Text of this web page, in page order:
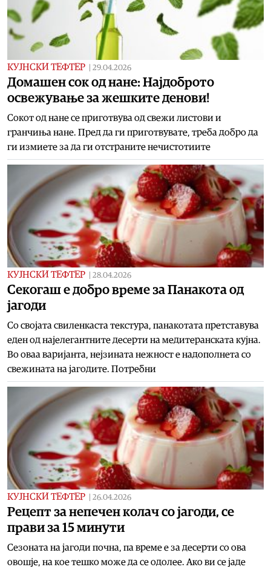
КУЈНСКИ ТЕФТЕР 29.04.2026
Домашен сок од нане: Најдоброто
освежување за жешките денови!
Сокот од нане се приготвува од свежи листови и
гранчиња нане. Пред да ги приготвувате, треба добро да
ги измиете за да ги отстраните нечистотиите
КУЈНСКИ ТЕФТЕР 28.04.2026
Секогаш е добро време за Панакота од
јагоди
Со својата свиленкаста текстура, панакотата претставува
еден од најелегантните десерти на медитеранската кујна.
Во оваа варијанта, нејзината нежност е надополнета со
свежината на јагодите. Потребни
КУЈНСКИ ТЕФТЕР 26.04.2026
Рецепт за непечен колач со јагоди, се
прави за 15 минути
Сезоната на јагоди почна, па време е за десерти со ова
овошје, на кое тешко може да се одолее. Ако ви се јаде